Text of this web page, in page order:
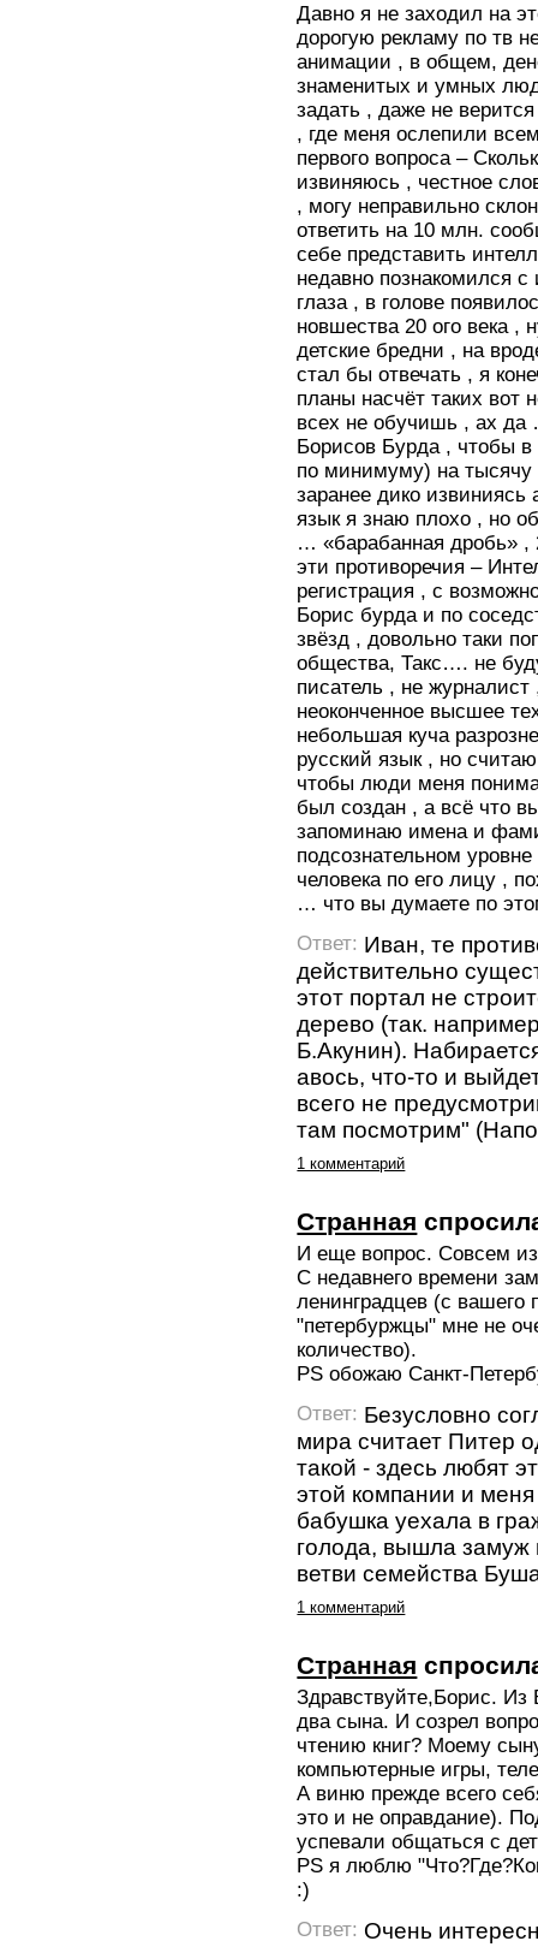
Давно я не заходил на
дорогую рекламу по тв
анимации , в общем,
знаменитых и умных
задать , даже не
, где меня ослепили
первого вопроса –
извиняюсь , честное
, могу неправильно
ответить на 10 млн.
себе представить
недавно познакомился с
глаза , в голове
новшества 20 ого века ,
детские бредни , на
стал бы отвечать , я
планы насчёт таких вот
всех не обучишь , ах да
Борисов Бурда , чтобы
по минимуму) на тысячу
заранее дико
язык я знаю плохо , но
… «барабанная дробь»
эти противоречия –
регистрация , с
Борис бурда и по
звёзд , довольно таки
общества, Такс…. не
писатель , не журналист
неоконченное высшее
небольшая куча
русский язык , но
чтобы люди меня
был создан , а всё что
запоминаю имена и
подсознательном
человека по его лицу ,
… что вы думаете по
Ответ: Иван, те
действительно
этот портал не
дерево (так.
Б.Акунин).
авось, что-то и
всего не
там посмотрим"
1 комментарий
Странная
И еще вопрос. Совсем
С недавнего времени
ленинградцев (с вашего
"петербуржцы" мне не
количество).
PS обожаю Санкт-
Ответ: Безусловно
мира считает Питер
такой - здесь любят
этой компании и
бабушка уехала в
голода, вышла замуж
ветви семейства
1 комментарий
Странная
Здравствуйте,Борис. Из
два сына. И созрел
чтению книг? Моему
компьютерные игры,
А виню прежде всего
это и не оправдание).
успевали общаться с
PS я люблю
:)
Ответ: Очень